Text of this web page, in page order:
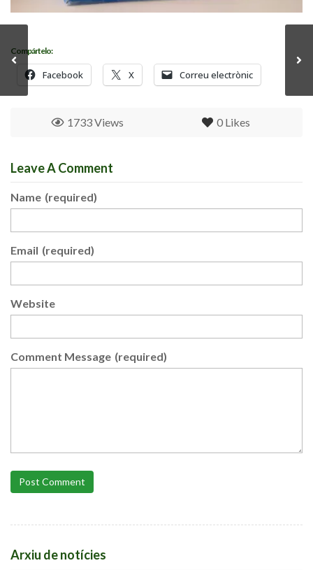
Compártelo:
Facebook X Correu electrònic
0 Likes
1733 Views
Leave A Comment
Name (required)
Email (required)
Website
Comment Message (required)
Post Comment
Arxiu de notícies